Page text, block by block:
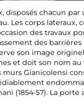
disposés chacun par
Les corps lateraux,
des travaux
des barrières
son image
et doit son nom
Gianicolensi
(1854-57). La porte